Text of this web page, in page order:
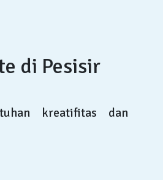
di Pesisir
kreatifitas dan